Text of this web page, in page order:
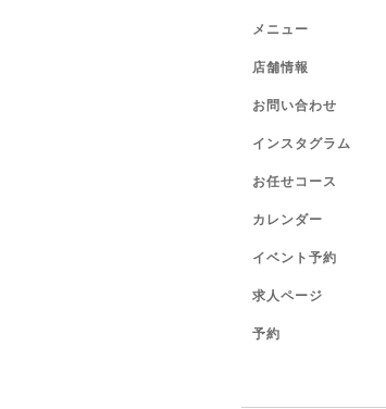
メニュー
店舗情報
お問い合わせ
インスタグラム
お任せコース
カレンダー
イベント予約
求人ページ
予約